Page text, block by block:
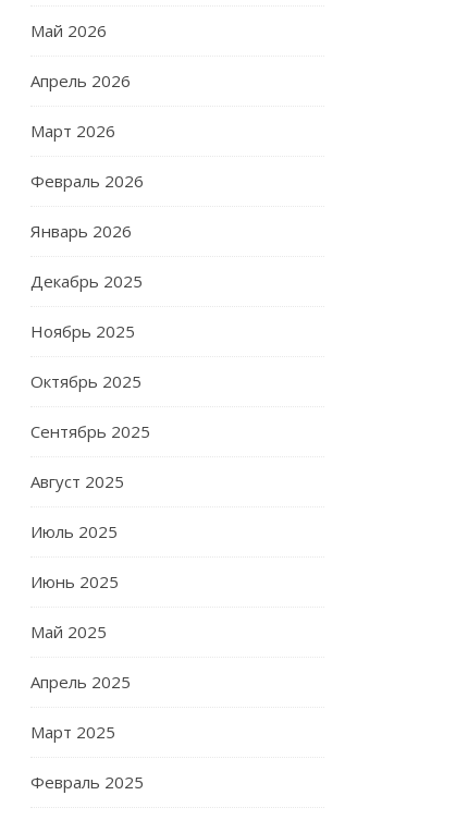
Май 2026
Апрель 2026
Март 2026
Февраль 2026
Январь 2026
Декабрь 2025
Ноябрь 2025
Октябрь 2025
Сентябрь 2025
Август 2025
Июль 2025
Июнь 2025
Май 2025
Апрель 2025
Март 2025
Февраль 2025